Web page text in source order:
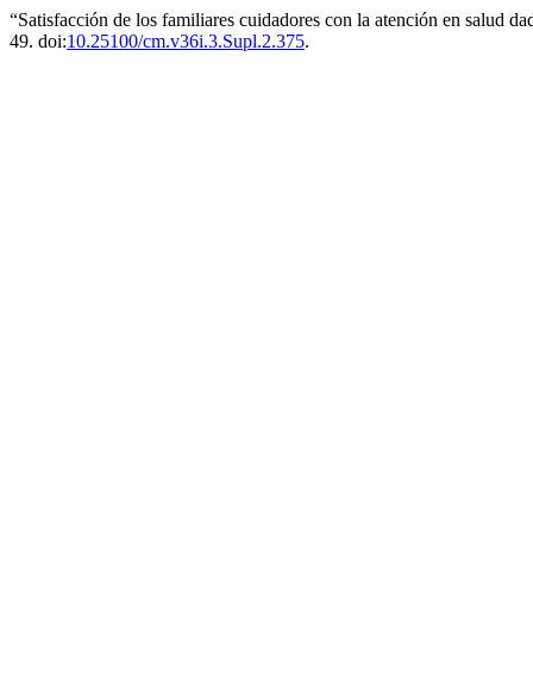
“Satisfacción de los familiares cuidadores con la atención en salud
49. doi:10.25100/cm.v36i.3.Supl.2.375.